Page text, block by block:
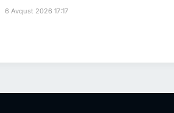
6 Avqust 2026 17:17